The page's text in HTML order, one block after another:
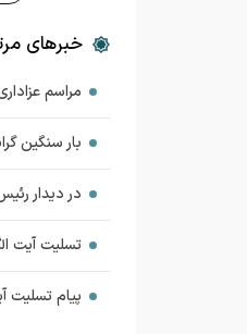
خبرهای
مراسم
بار سنگین
در دیدار
تسلیت آیت
پیام تسلیت